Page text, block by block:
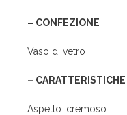
– CONFEZIONE
Vaso di vetro
–
Aspetto: cremoso